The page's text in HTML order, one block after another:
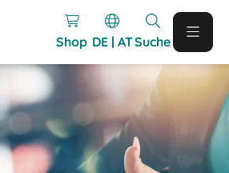
Shop DE | ATSuche